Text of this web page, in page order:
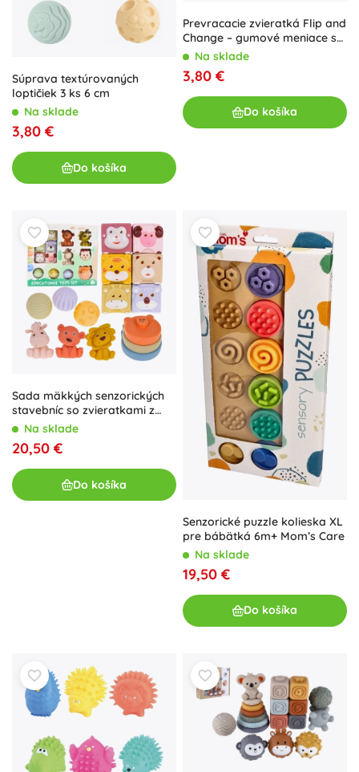
Súprava textúrovaných
loptičiek 3 ks 6 cm
Na sklade
3,80 €
Do košíka
Prevracacie zvieratká Flip and
Change – gumové meniace sa
hračky
Na sklade
3,80 €
Do košíka
Sada mäkkých senzorických
stavebníc so zvieratkami z
eko gumy, 18 ks
Na sklade
20,50 €
Do košíka
Senzorické puzzle kolieska XL
pre bábätká 6m+ Mom’s Care
Na sklade
19,50 €
Do košíka